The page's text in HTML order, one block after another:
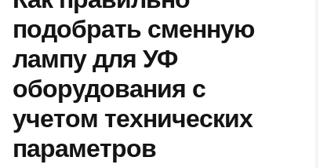
подобрать сменную
лампу для УФ
оборудования с
учетом технических
параметров